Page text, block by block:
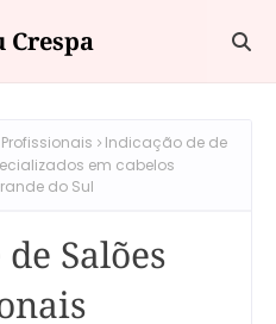
Crespa
Indicação de de
em cabelos
do Sul
Salões